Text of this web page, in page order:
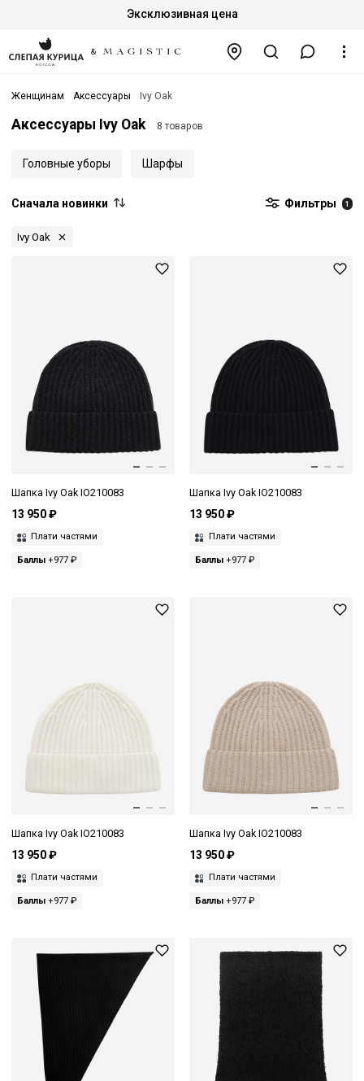
Эксклюзивная цена
Женщинам Аксессуары Ivy Oak
Аксессуары Ivy Oak 8 товаров
Головные уборы Шарфы
Сначала новинки Фильтры 1
Ivy Oak
Шапка Ivy Oak IO210083
13 950 ₽
Плати частями
Баллы +977 ₽
Шапка Ivy Oak IO210083
13 950 ₽
Плати частями
Баллы+977 ₽
Шапка Ivy Oak IO210083
13 950 ₽
Плати частями
Баллы +977 ₽
Шапка Ivy Oak IO210083
13 950 ₽
Плати частями
Баллы+977 ₽